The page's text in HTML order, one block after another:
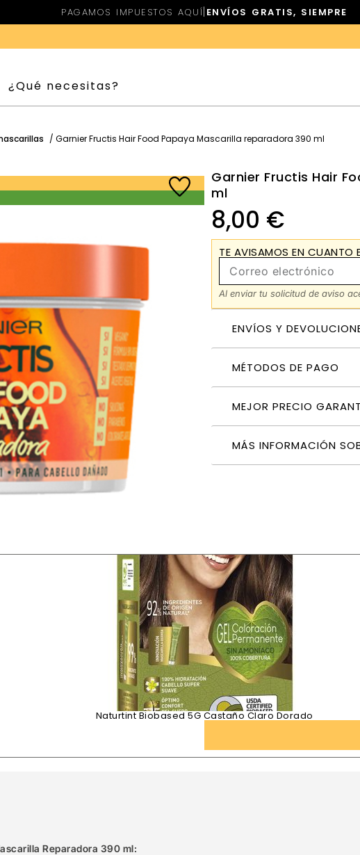
PAGAMOS IMPUESTOS AQUÍ| ENVÍOS GRATIS, SIEMPRE
/ Garnier Fructis Hair Food Papaya Mascarilla reparadora 390 ml
Garnier Fructis Hair
ml
8,00 €
TE AVISAMOS EN CUANTO
Al enviar tu solicitud de aviso
ENVÍOS Y
MÉTODOS DE PAGO
MEJOR PRECIO
MÁS INFORMACIÓN
Naturtint Biobased 5G Castaño Claro Dorado
Reparadora 390 ml: